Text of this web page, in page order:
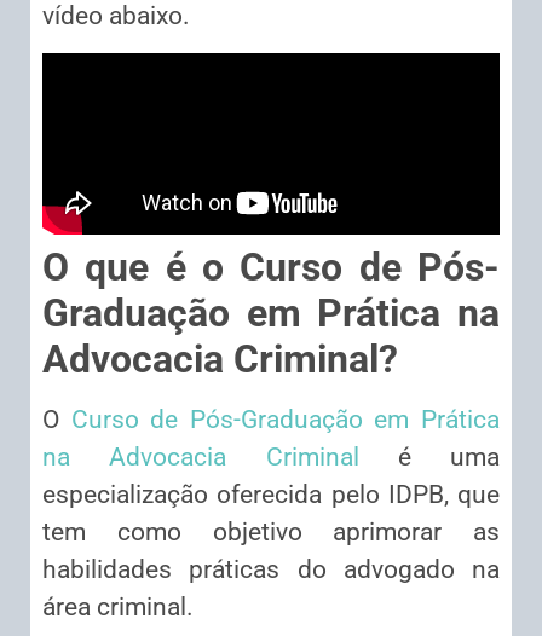
vídeo abaixo.
O que é o Curso de Pós-
Graduação em Prática na
Advocacia Criminal?
O Curso de Pós-Graduação em Prática
na Advocacia Criminal
é uma
especialização oferecida pelo IDPB, que
tem como objetivo aprimorar as
habilidades práticas do advogado na
área criminal.